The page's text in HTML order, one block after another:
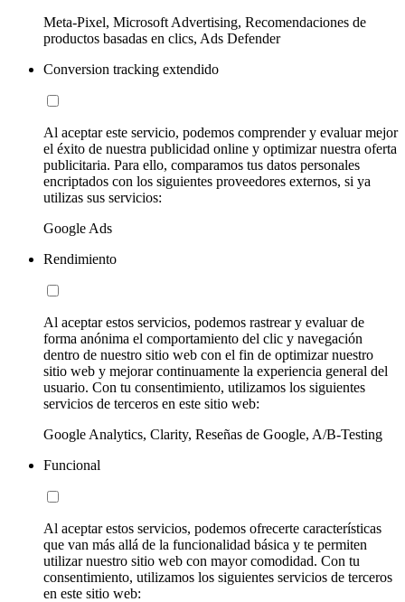
Meta-Pixel, Microsoft Advertising, Recomendaciones de
productos basadas en clics, Ads Defender
Conversion tracking extendido
Al aceptar este servicio, podemos comprender y evaluar mejor
el éxito de nuestra publicidad online y optimizar nuestra oferta
publicitaria. Para ello, comparamos tus datos personales
encriptados con los siguientes proveedores externos, si ya
utilizas sus servicios:
Google Ads
Rendimiento
Al aceptar estos servicios, podemos rastrear y evaluar de
forma anónima el comportamiento del clic y navegación
dentro de nuestro sitio web con el fin de optimizar nuestro
sitio web y mejorar continuamente la experiencia general del
usuario. Con tu consentimiento, utilizamos los siguientes
servicios de terceros en este sitio web:
Google Analytics, Clarity, Reseñas de Google, A/B-Testing
Funcional
Al aceptar estos servicios, podemos ofrecerte características
que van más allá de la funcionalidad básica y te permiten
utilizar nuestro sitio web con mayor comodidad. Con tu
consentimiento, utilizamos los siguientes servicios de terceros
en este sitio web: